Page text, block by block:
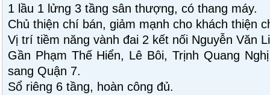
1 lầu 1 lửng 3 tầng sân thượng, có thang máy.
Chủ thiện chí bán, giảm mạnh cho khách thiện
Vị trí tiềm năng vành đai 2 kết nối Nguyễn Văn
Gần Phạm Thế Hiển, Lê Bôi, Trịnh Quang
sang Quận 7.
Sổ riêng 6 tầng, hoàn công đủ.